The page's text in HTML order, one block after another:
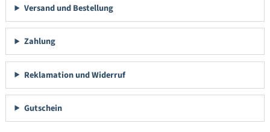
Versand und Bestellung
Zahlung
Reklamation und Widerruf
Gutschein